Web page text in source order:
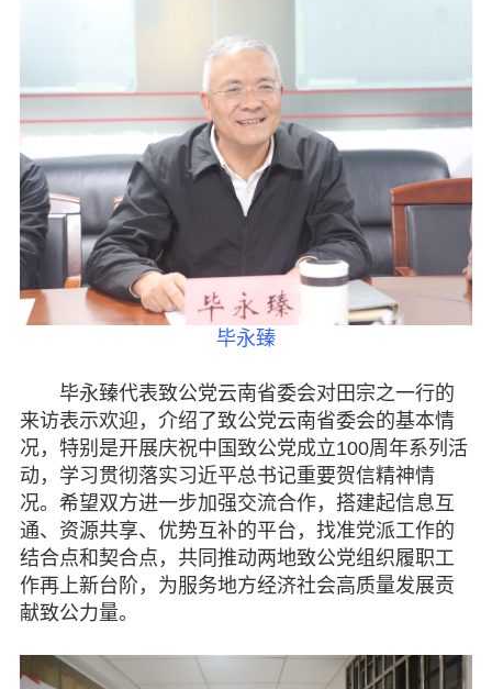
毕永臻
毕永臻代表致公党云南省委会对田宗之一行的
来访表示欢迎，介绍了致公党云南省委会的基本情
况，特别是开展庆祝中国致公党成立100周年系列活
动，学习贯彻落实习近平总书记重要贺信精神情
况。希望双方进一步加强交流合作，搭建起信息互
通、资源共享、优势互补的平台，找准党派工作的
结合点和契合点，共同推动两地致公党组织履职工
作再上新台阶，为服务地方经济社会高质量发展贡
献致公力量。